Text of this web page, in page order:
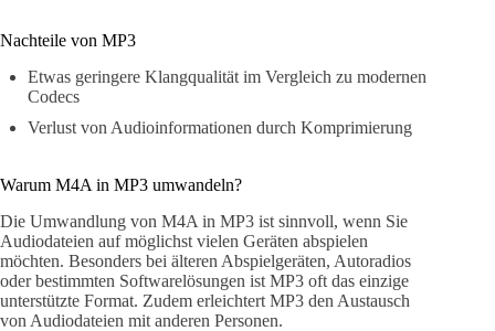
Nachteile von MP3
Etwas geringere Klangqualität im Vergleich zu modernen
Codecs
Verlust von Audioinformationen durch Komprimierung
Warum M4A in MP3 umwandeln?
Die Umwandlung von M4A in MP3 ist sinnvoll, wenn Sie
Audiodateien auf möglichst vielen Geräten abspielen
möchten. Besonders bei älteren Abspielgeräten, Autoradios
oder bestimmten Softwarelösungen ist MP3 oft das einzige
unterstützte Format. Zudem erleichtert MP3 den Austausch
von Audiodateien mit anderen Personen.